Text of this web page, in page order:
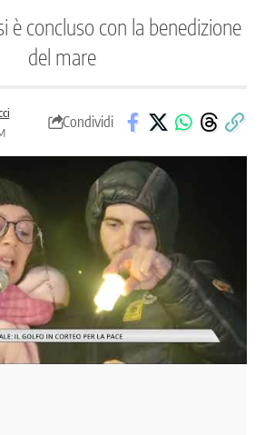
è concluso con la benedizione
del mare
Condividi